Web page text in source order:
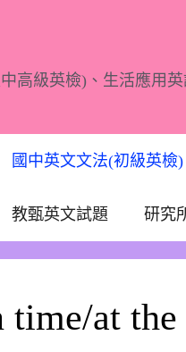
高級英檢)、生活應用
國中英文文法(初級英檢)
教甄英文試題 研究
at